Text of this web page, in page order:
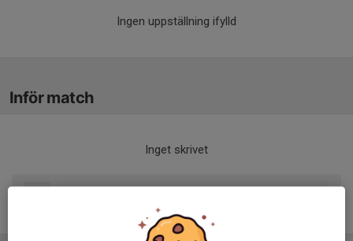
Ingen uppställning ifylld
Inför match
Inget skrivet